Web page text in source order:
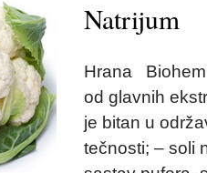
Natrijum
Hrana
od glavnih
je bitan u
tečnosti; – soli